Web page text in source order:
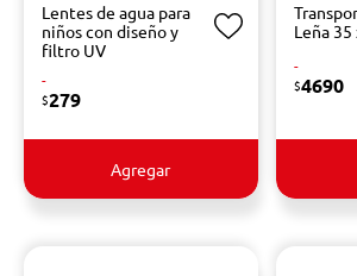
Lentes de agua para
niños con diseño y
filtro UV
-
$279
Agregar
Leña 35
-
$4690